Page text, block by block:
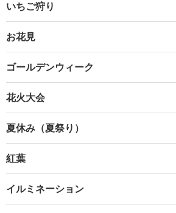
いちご狩り
お花見
ゴールデンウィーク
花火大会
夏休み（夏祭り）
紅葉
イルミネーション